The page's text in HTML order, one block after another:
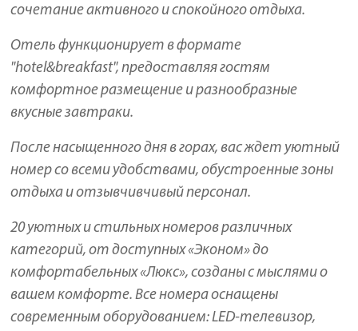
сочетание активного и спокойного отдыха.
Отель функционирует в формате
"hotel&breakfast", предоставляя гостям
комфортное размещение и разнообразные
вкусные завтраки.
После насыщенного дня в горах, вас ждет уютный
номер со всеми удобствами, обустроенные зоны
отдыха и отзывчивчивый персонал.
20 уютных и стильных номеров различных
категорий, от доступных «Эконом» до
комфортабельных «Люкс», созданы с мыслями о
вашем комфорте. Все номера оснащены
современным оборудованием: LED-телевизор,